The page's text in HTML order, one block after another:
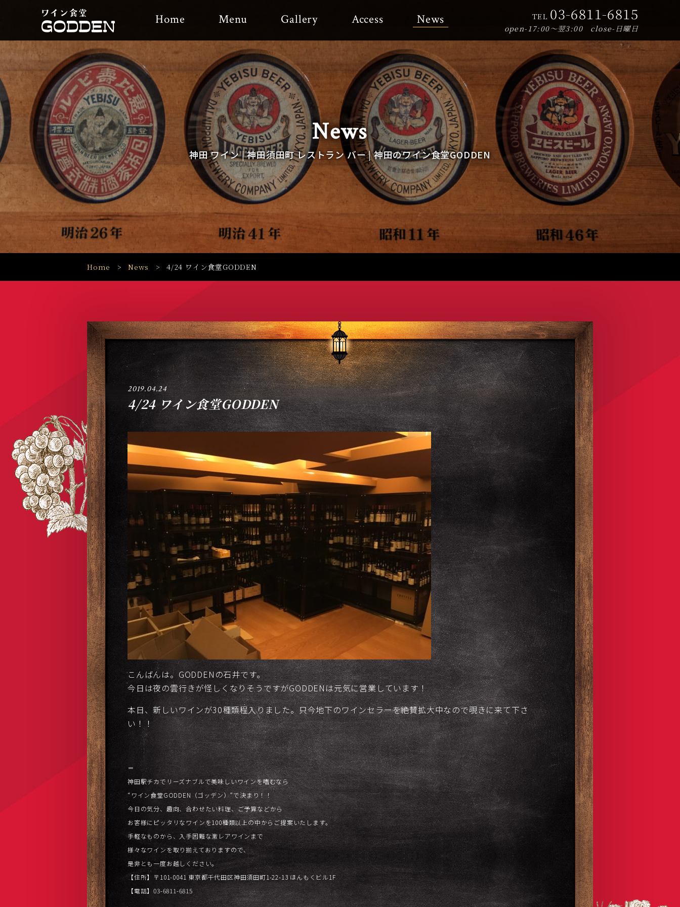
Home Menu Gallery Access News TEL 03-6811-6815
open-17:00～翌3:00 close-日曜日
神田 ワイン | 神田須田町 レストラン バー | 神田のワイン食堂GODDEN
News
Home News 4/24 ワイン食堂GODDEN
2019.04.24
4/24 ワイン食堂GODDEN
こんばんは。GODDENの石井です。
今日は夜の雲行きが怪しくなりそうですがGODDENは元気に営業しています！
本日、新しいワインが30種類程入りました。只今地下のワインセラーを絶賛拡大中なので覗きに来て下さ
い！！
＝
神田駅チカでリーズナブルで美味しいワインを嗜むなら
“ワイン食堂GODDEN（ゴッデン）”で決まり！！
今日の気分、趣向、合わせたい料理、ご予算などから
お客様にピッタリなワインを100種類以上の中からご提案いたします。
手軽なものから、入手困難な激レアワインまで
様々なワインを取り揃えておりますので、
是非とも一度お越しください。
【住所】〒101-0041 東京都千代田区神田須田町1-22-13 ほんもくビル1F
【電話】03-6811-6815